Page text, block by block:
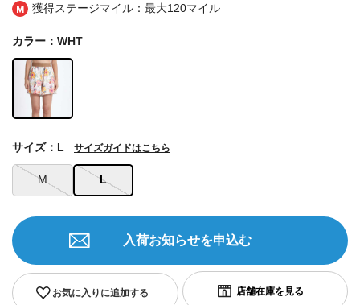
獲得ステージマイル：最大120マイル
カラー：WHT
M L
サイズ：L サイズガイドはこちら
お気に入りに追加する
入荷お知らせを申込む